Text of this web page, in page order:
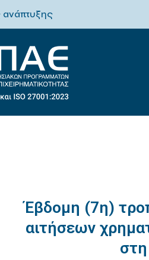
ανάπτυξης
Έβδομη (7η)
αιτήσεων